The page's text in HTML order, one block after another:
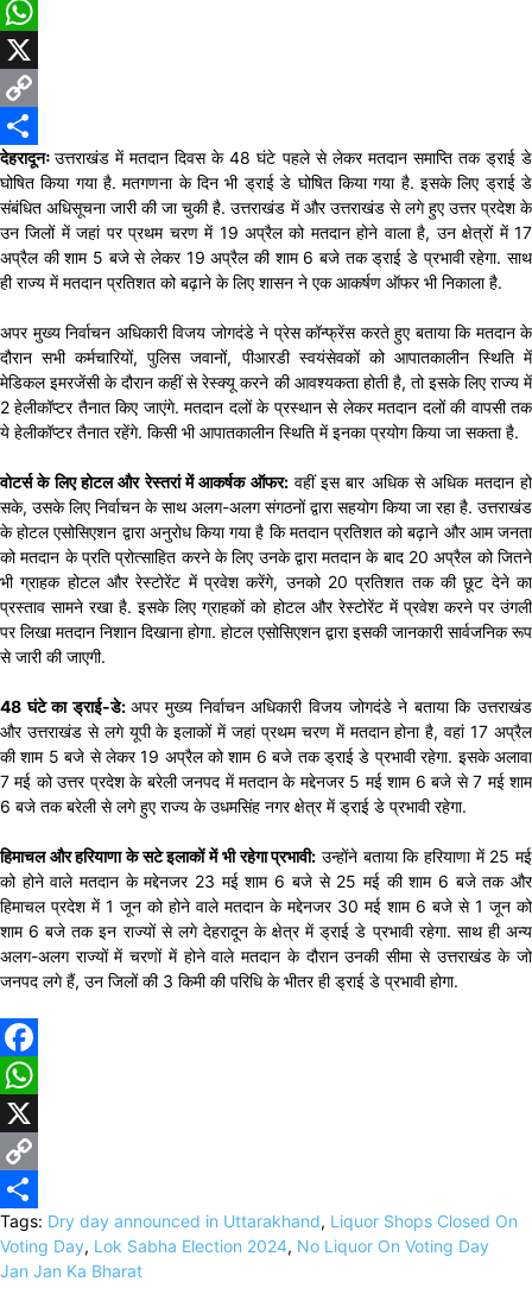
Facebook
WhatsApp
X
Copy
Link
Share
देहरादूनःउत्तराखंड में मतदान दिवस के 48 घंटे पहले से लेकर मतदान समाप्ति तक ड्राई डे
घोषित किया गया है. मतगणना के दिन भी ड्राई डे घोषित किया गया है. इसके लिए ड्राई डे
संबंधित अधिसूचना जारी की जा चुकी है. उत्तराखंड में और उत्तराखंड से लगे हुए उत्तर प्रदेश के
उन जिलों में जहां पर प्रथम चरण में 19 अप्रैल को मतदान होने वाला है, उन क्षेत्रों में 17
अप्रैल की शाम 5 बजे से लेकर 19 अप्रैल की शाम 6 बजे तक ड्राई डे प्रभावी रहेगा. साथ
ही राज्य में मतदान प्रतिशत को बढ़ाने के लिए शासन ने एक आकर्षण ऑफर भी निकाला है.
अपर मुख्य निर्वाचन अधिकारी विजय जोगदंडे ने प्रेस कॉन्फ्रेंस करते हुए बताया कि मतदान के
दौरान सभी कर्मचारियों, पुलिस जवानों, पीआरडी स्वयंसेवकों को आपातकालीन स्थिति में
मेडिकल इमरजेंसी के दौरान कहीं से रेस्क्यू करने की आवश्यकता होती है, तो इसके लिए राज्य में
2 हेलीकॉप्टर तैनात किए जाएंगे. मतदान दलों के प्रस्थान से लेकर मतदान दलों की वापसी तक
ये हेलीकॉप्टर तैनात रहेंगे. किसी भी आपातकालीन स्थिति में इनका प्रयोग किया जा सकता है.
वोटर्स के लिए होटल और रेस्तरां में आकर्षक ऑफर:वहीं इस बार अधिक से अधिक मतदान हो
सके, उसके लिए निर्वाचन के साथ अलग-अलग संगठनों द्वारा सहयोग किया जा रहा है. उत्तराखंड
के होटल एसोसिएशन द्वारा अनुरोध किया गया है कि मतदान प्रतिशत को बढ़ाने और आम जनता
को मतदान के प्रति प्रोत्साहित करने के लिए उनके द्वारा मतदान के बाद 20 अप्रैल को जितने
भी ग्राहक होटल और रेस्टोरेंट में प्रवेश करेंगे, उनको 20 प्रतिशत तक की छूट देने का
प्रस्ताव सामने रखा है. इसके लिए ग्राहकों को होटल और रेस्टोरेंट में प्रवेश करने पर उंगली
पर लिखा मतदान निशान दिखाना होगा. होटल एसोसिएशन द्वारा इसकी जानकारी सार्वजनिक रूप
से जारी की जाएगी.
48 घंटे का ड्राई-डे:अपर मुख्य निर्वाचन अधिकारी विजय जोगदंडे ने बताया कि उत्तराखंड
और उत्तराखंड से लगे यूपी के इलाकों में जहां प्रथम चरण में मतदान होना है, वहां 17 अप्रैल
की शाम 5 बजे से लेकर 19 अप्रैल को शाम 6 बजे तक ड्राई डे प्रभावी रहेगा. इसके अलावा
7 मई को उत्तर प्रदेश के बरेली जनपद में मतदान के मद्देनजर 5 मई शाम 6 बजे से 7 मई शाम
6 बजे तक बरेली से लगे हुए राज्य के उधमसिंह नगर क्षेत्र में ड्राई डे प्रभावी रहेगा.
हिमाचल और हरियाणा के सटे इलाकों में भी रहेगा प्रभावी: उन्होंने बताया कि हरियाणा में 25 मई
को होने वाले मतदान के मद्देनजर 23 मई शाम 6 बजे से 25 मई की शाम 6 बजे तक और
हिमाचल प्रदेश में 1 जून को होने वाले मतदान के मद्देनजर 30 मई शाम 6 बजे से 1 जून को
शाम 6 बजे तक इन राज्यों से लगे देहरादून के क्षेत्र में ड्राई डे प्रभावी रहेगा. साथ ही अन्य
अलग-अलग राज्यों में चरणों में होने वाले मतदान के दौरान उनकी सीमा से उत्तराखंड के जो
जनपद लगे हैं, उन जिलों की 3 किमी की परिधि के भीतर ही ड्राई डे प्रभावी होगा.
Facebook
WhatsApp
X
Copy
Link
Share
Tags: Dry day announced in Uttarakhand, Liquor Shops Closed On
Voting Day, Lok Sabha Election 2024, No Liquor On Voting Day
Jan Jan Ka Bharat